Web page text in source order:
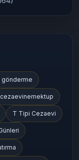
cezaevinemektup
T Tipi Cezaevi